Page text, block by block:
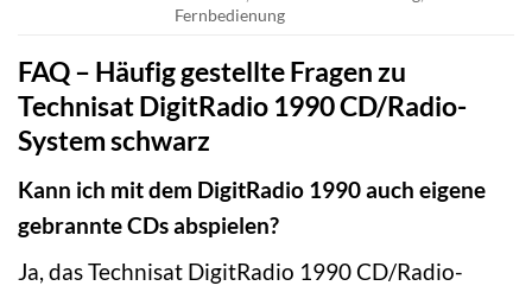
Fernbedienung
FAQ – Häufig gestellte Fragen zu
Technisat DigitRadio 1990 CD/Radio-
System schwarz
Kann ich mit dem DigitRadio 1990 auch eigene
gebrannte CDs abspielen?
Ja, das Technisat DigitRadio 1990 CD/Radio-